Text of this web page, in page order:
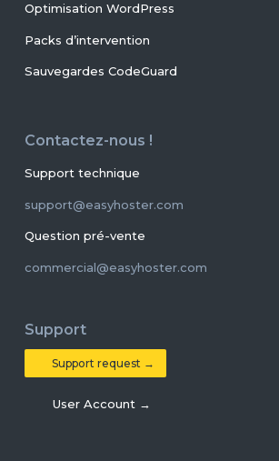
Optimisation WordPress
Packs d’intervention
Sauvegardes CodeGuard
Contactez-nous !
Support technique
support@easyhoster.com
Question pré-vente
commercial@easyhoster.com
Support
Support request →
User Account →